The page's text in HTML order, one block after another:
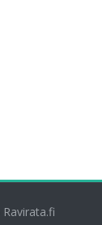
Ravirata.fi